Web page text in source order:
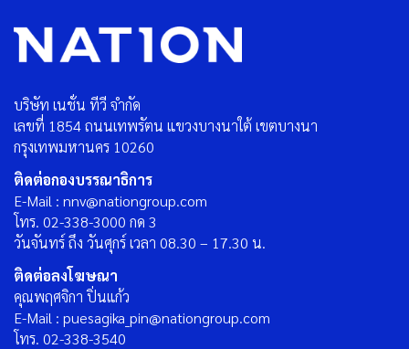
บริษัท เนชั่น ทีวี จำกัด
เลขที่ 1854 ถนนเทพรัตน แขวงบางนาใต้ เขตบางนา
กรุงเทพมหานคร 10260
ติดต่อกองบรรณาธิการ
E-Mail : nnv@nationgroup.com
โทร. 02-338-3000 กด 3
วันจันทร์ ถึง วันศุกร์ เวลา 08.30 – 17.30 น.
ติดต่อลงโฆษณา
คุณพฤศจิกา ปิ่นแก้ว
E-Mail : puesagika_pin@nationgroup.com
โทร. 02-338-3540